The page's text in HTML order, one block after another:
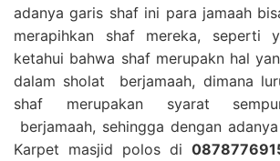
adanya garis shaf ini para jamaah
merapihkan shaf mereka, seperti
ketahui bahwa shaf merupakn hal
dalam sholat berjamaah, dimana
shaf merupakan syarat
berjamaah, sehingga dengan
Karpet masjid polos di